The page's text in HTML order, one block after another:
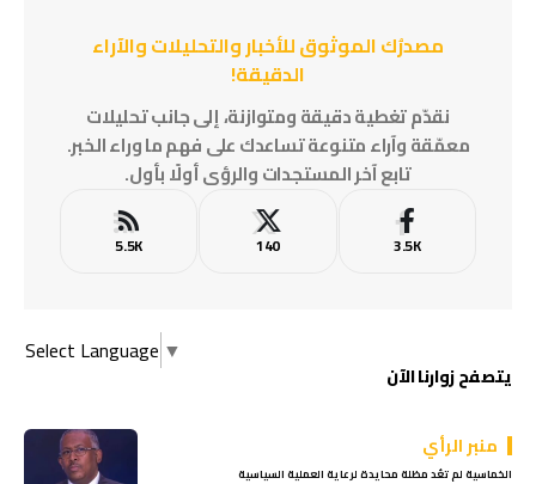
مصدرُك الموثوق للأخبار والتحليلات والآراء
الدقيقة!
نقدّم تغطية دقيقة ومتوازنة، إلى جانب تحليلات
معمّقة وآراء متنوعة تساعدك على فهم ما وراء الخبر.
تابع آخر المستجدات والرؤى أولًا بأول.
3.5K
140
5.5K
Select Language ▼
يتصفح زوارنا الآن
منبر الرأي
الخماسية لم تعُد مظلة محايدة لرعاية العملية السياسية